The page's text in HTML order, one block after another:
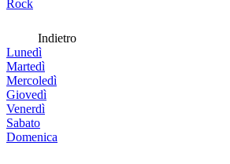
Rock
Indietro
Lunedì
Martedì
Mercoledì
Giovedì
Venerdì
Sabato
Domenica